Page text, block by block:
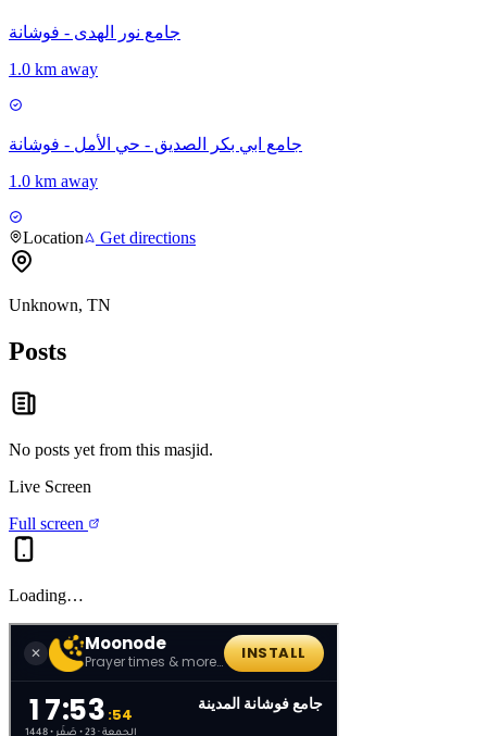
جامع نور الهدى - فوشانة
1.0 km away
جامع ابي بكر الصديق - حي الأمل - فوشانة
1.0 km away
Location Get directions
Unknown, TN
Posts
No posts yet from this masjid.
Live Screen
Full screen
Loading…